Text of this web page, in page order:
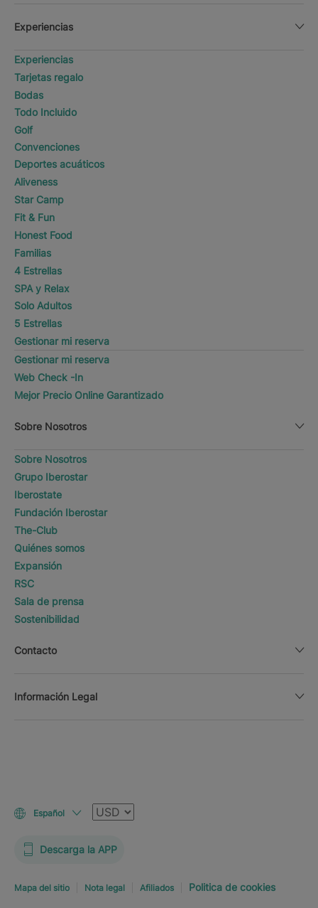
Experiencias
Experiencias
Tarjetas regalo
Bodas
Todo Incluido
Golf
Convenciones
Deportes acuáticos
Aliveness
Star Camp
Fit & Fun
Honest Food
Familias
4 Estrellas
SPA y Relax
Solo Adultos
5 Estrellas
Gestionar mi reserva
Gestionar mi reserva
Web Check -In
Mejor Precio Online Garantizado
Sobre Nosotros
Sobre Nosotros
Grupo Iberostar
Iberostate
Fundación Iberostar
The-Club
Quiénes somos
Expansión
RSC
Sala de prensa
Sostenibilidad
Contacto
Información Legal
Español Moneda
Descarga la APP
Mapa del sitio Nota legal Afiliados Politica de cookies